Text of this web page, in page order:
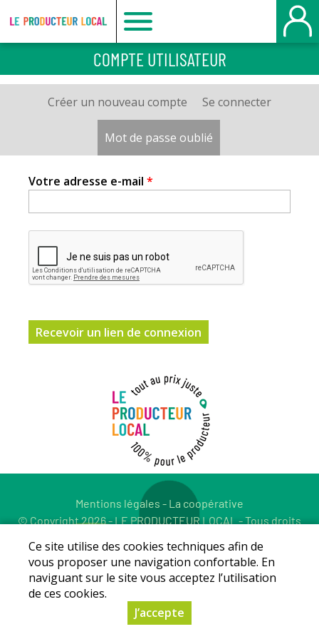
Le
producteur
local
Bois
Guillaume
COMPTE UTILISATEUR
OngletsCréer un nouveau compte Se connecter
Mot de passe oublié
Votre adresse e-mail *
Mentions légales - La coopérative
© Copyright 2026 - LE PRODUCTEUR LOCAL - Tous droits
Ce site utilise des cookies techniques afin de
vous proposer une navigation confortable. En
naviguant sur le site vous acceptez l’utilisation
de ces cookies.
J’accepte